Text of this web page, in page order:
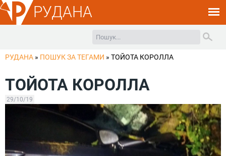
РУДАНА
РУДАНА » ПОШУК ЗА ТЕГАМИ » ТОЙОТА КОРОЛЛА
ТОЙОТА КОРОЛЛА
29/10/19